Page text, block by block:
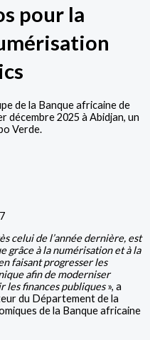
pour la
de la Banque africaine de
décembre 2025 à Abidjan, un
Verde.
celui de l’année dernière, est
grâce à la numérisation et à la
faisant progresser les
afin de moderniser
les finances publiques», a
du Département de la
de la Banque africaine